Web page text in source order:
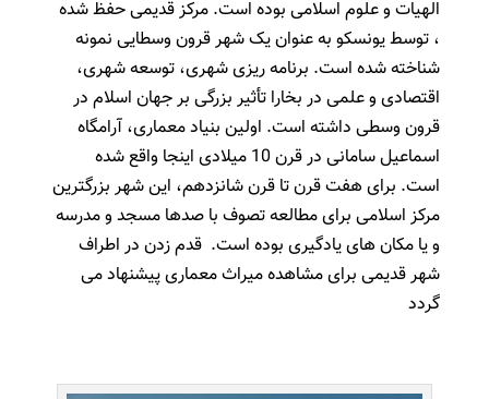
الهیات و علوم اسلامی بوده است. مرکز قدیمی حفظ شده
، توسط یونسکو به عنوان یک شهر قرون وسطایی نمونه
شناخته شده است. برنامه ریزی شهری، توسعه شهری،
اقتصادی و علمی در بخارا تأثیر بزرگی بر جهان اسلام در
قرون وسطی داشته است. اولین بنیاد معماری، آرامگاه
اسماعیل سامانی در قرن 10 میلادی اینجا واقع شده
است. برای هفت قرن تا قرن شانزدهم، این شهر بزرگترین
مرکز اسلامی برای مطالعه تصوف با صدها مسجد و مدرسه
و یا مکان های یادگیری بوده است. قدم زدن در اطراف
شهر قدیمی برای مشاهده میراث معماری پیشنهاد می
گردد